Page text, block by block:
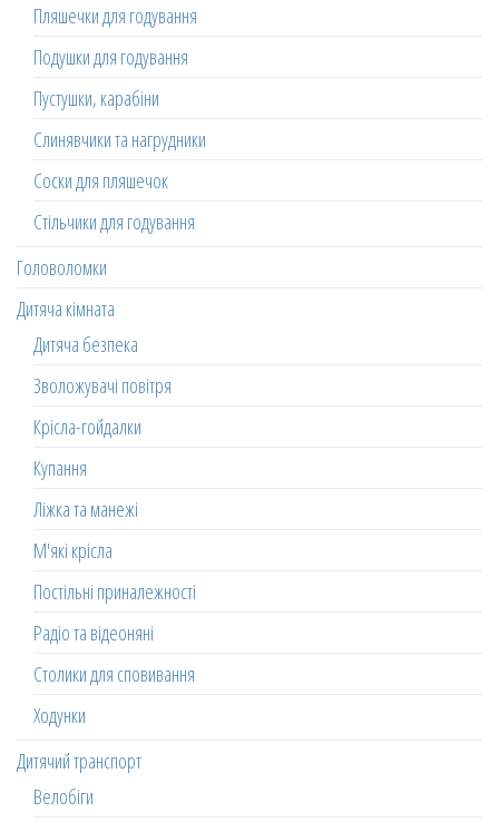
Пляшечки для годування
Подушки для годування
Пустушки, карабіни
Слинявчики та нагрудники
Соски для пляшечок
Стільчики для годування
Головоломки
Дитяча кімната
Дитяча безпека
Зволожувачі повітря
Крісла-гойдалки
Купання
Ліжка та манежі
М'які крісла
Постільні приналежності
Радіо та відеоняні
Столики для сповивання
Ходунки
Дитячий транспорт
Велобіги